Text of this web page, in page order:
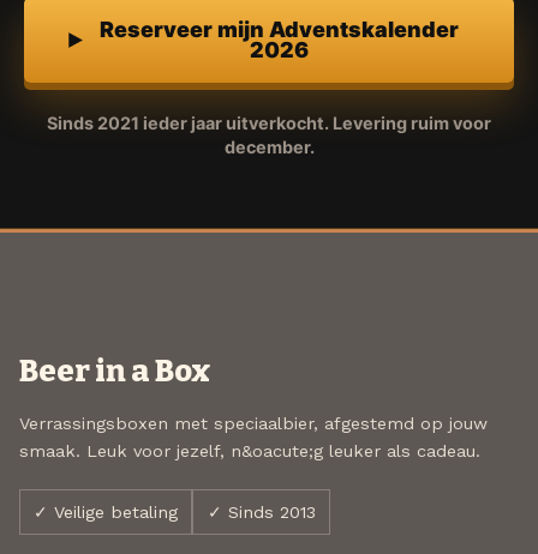
Reserveer mijn Adventskalender
2026
Sinds 2021 ieder jaar uitverkocht. Levering ruim voor
december.
Beer in a Box
Verrassingsboxen met speciaalbier, afgestemd op jouw
smaak. Leuk voor jezelf, n&oacute;g leuker als cadeau.
✓ Veilige betaling ✓ Sinds 2013